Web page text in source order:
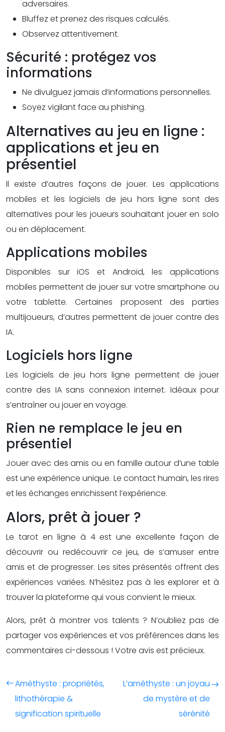
adversaires.
Bluffez et prenez des risques calculés.
Observez attentivement.
Sécurité : protégez vos
informations
Ne divulguez jamais d’informations personnelles.
Soyez vigilant face au phishing.
Alternatives au jeu en ligne :
applications et jeu en
présentiel
Il existe d’autres façons de jouer. Les applications
mobiles et les logiciels de jeu hors ligne sont des
alternatives pour les joueurs souhaitant jouer en solo
ou en déplacement.
Applications mobiles
Disponibles sur iOS et Android, les applications
mobiles permettent de jouer sur votre smartphone ou
votre tablette. Certaines proposent des parties
multijoueurs, d’autres permettent de jouer contre des
IA.
Logiciels hors ligne
Les logiciels de jeu hors ligne permettent de jouer
contre des IA sans connexion internet. Idéaux pour
s’entraîner ou jouer en voyage.
Rien ne remplace le jeu en
présentiel
Jouer avec des amis ou en famille autour d’une table
est une expérience unique. Le contact humain, les rires
et les échanges enrichissent l’expérience.
Alors, prêt à jouer ?
Le tarot en ligne à 4 est une excellente façon de
découvrir ou redécouvrir ce jeu, de s’amuser entre
amis et de progresser. Les sites présentés offrent des
expériences variées. N’hésitez pas à les explorer et à
trouver la plateforme qui vous convient le mieux.
Alors, prêt à montrer vos talents ? N’oubliez pas de
partager vos expériences et vos préférences dans les
commentaires ci-dessous ! Votre avis est précieux.
Améthyste : propriétés,
lithothérapie &
signification spirituelle
L’améthyste : un joyau
de mystère et de
sérénité